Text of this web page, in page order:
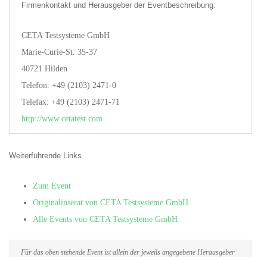
Firmenkontakt und Herausgeber der Eventbeschreibung:
CETA Testsysteme GmbH
Marie-Curie-St. 35-37
40721 Hilden
Telefon: +49 (2103) 2471-0
Telefax: +49 (2103) 2471-71
http://www.cetatest.com
Weiterführende Links
Zum Event
Originalinserat von CETA Testsysteme GmbH
Alle Events von CETA Testsysteme GmbH
Für das oben stehende Event ist allein der jeweils angegebene Herausgeber